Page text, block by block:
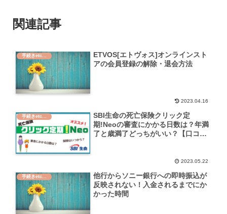
関連記事
手続きetc...
ETVOS[エトヴォス]オンラインスト
アの会員登録の解除・退会方法
2023.04.16
手続きetc...
SBI生命の死亡保険クリック定
期!Neoの審査にかかる日数は？年満
了と歳満了どっちがいい？【口コ
2023.05.22
手続きetc...
他行からソニー銀行への即時振込が
反映されない！入金されるまでにか
かった時間